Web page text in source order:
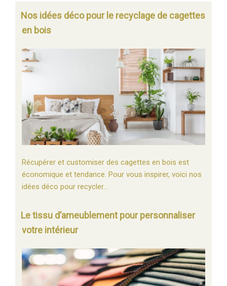
Nos idées déco pour le recyclage de cagettes
en bois
Récupérer et customiser des cagettes en bois est
économique et tendance. Pour vous inspirer, voici nos
idées déco pour recycler…
Le tissu d’ameublement pour personnaliser
votre intérieur